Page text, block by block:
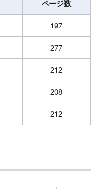
ページ数
197
277
212
208
212